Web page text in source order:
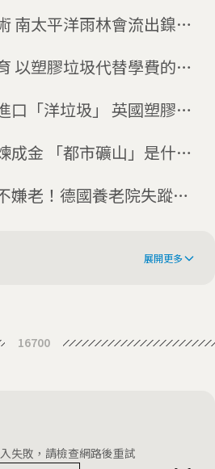
金
以塑膠垃圾代替學費的印
垃圾」 英國塑膠垃
礦山」是什
嫌老！德國養老院失蹤老
展開更多
waste; lauds
Air Quality Deterioration
16700
失敗，請檢查網路後重試